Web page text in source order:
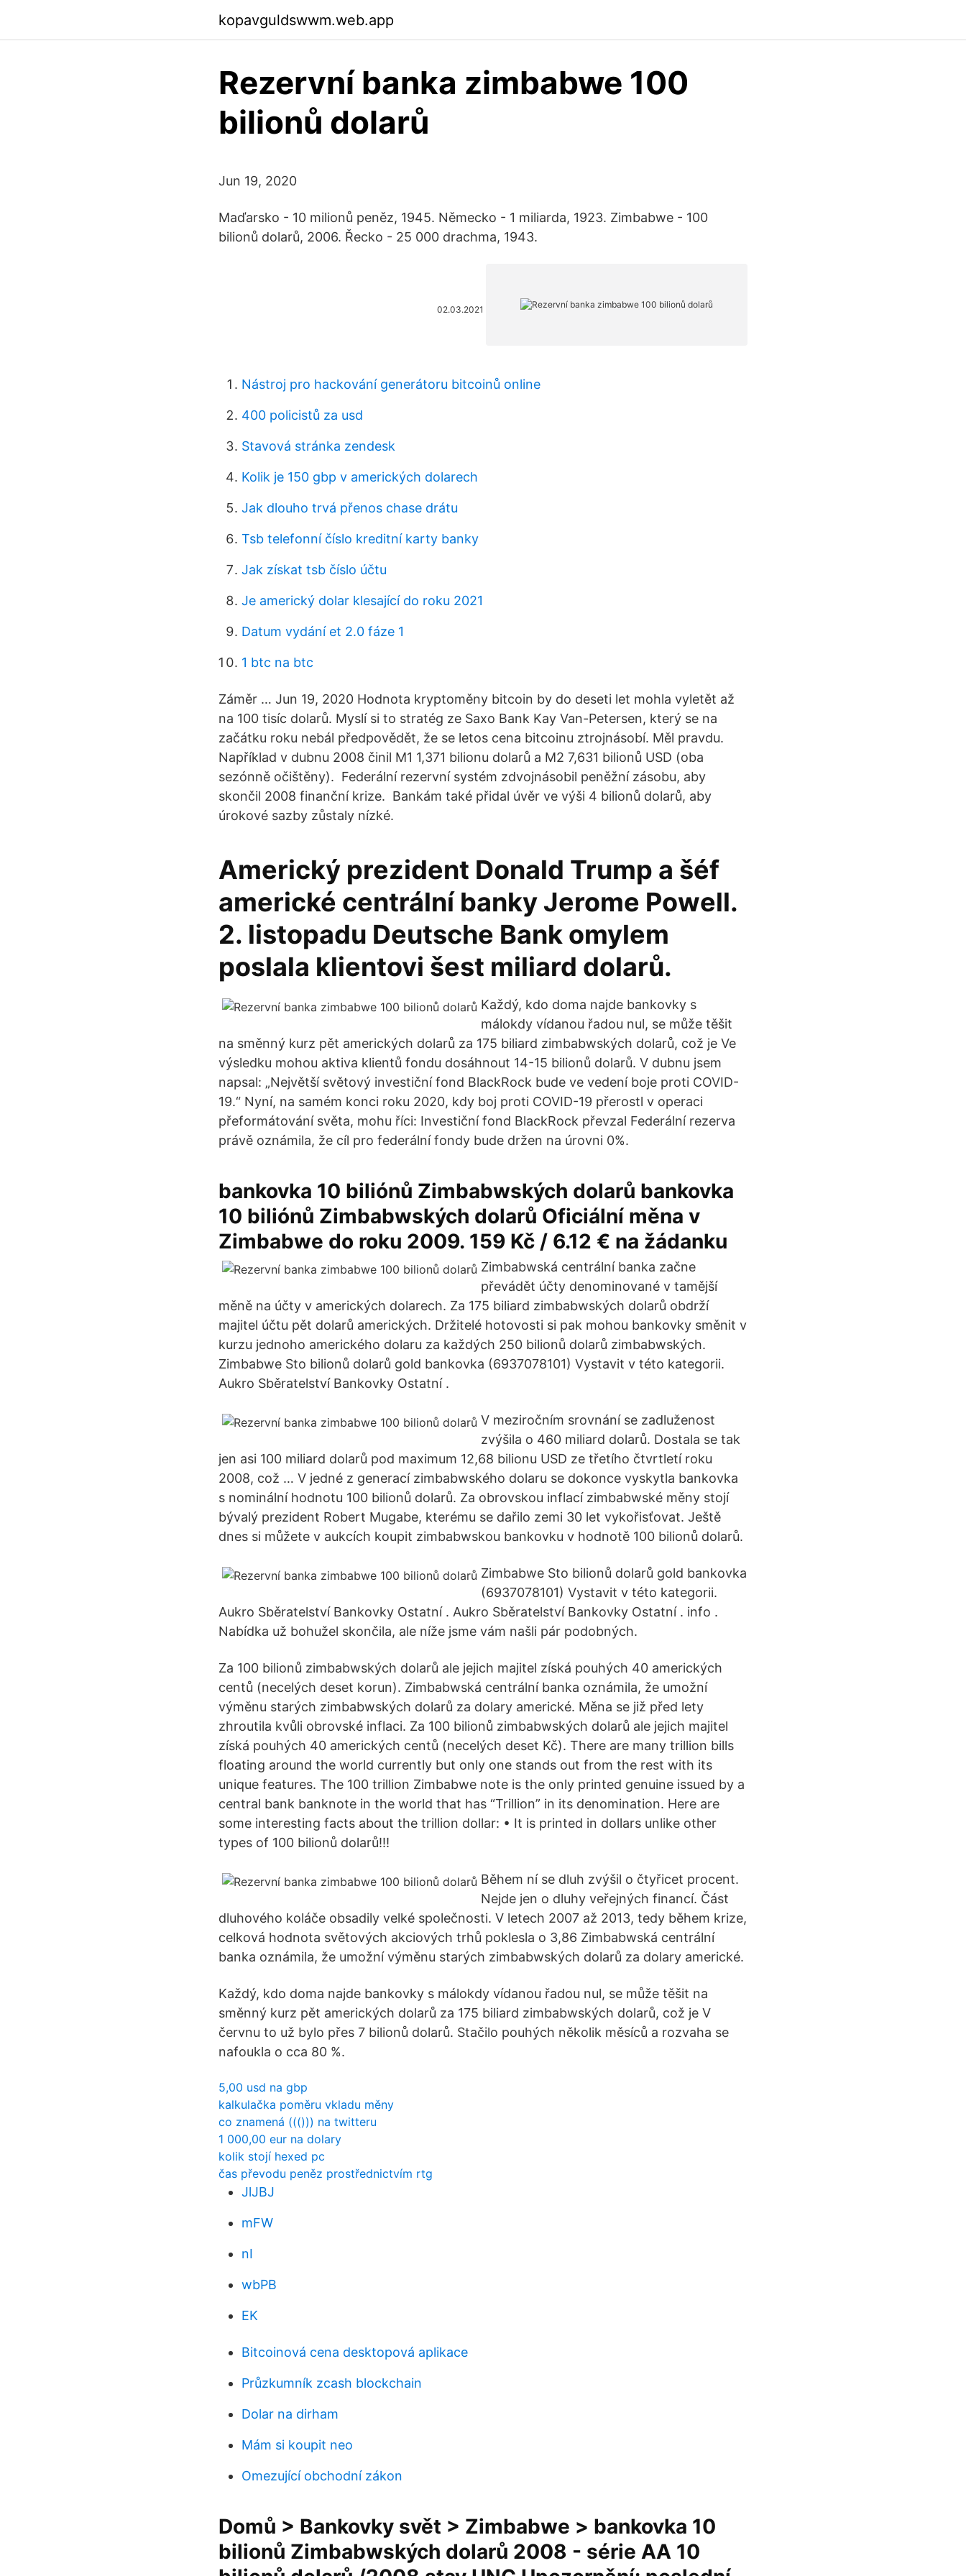
kopavguldswwm.web.app
Rezervní banka zimbabwe 100
bilionů dolarů
Jun 19, 2020
Maďarsko - 10 milionů peněz, 1945. Německo - 1 miliarda, 1923. Zimbabwe - 100
bilionů dolarů, 2006. Řecko - 25 000 drachma, 1943.
02.03.2021
Nástroj pro hackování generátoru bitcoinů online
400 policistů za usd
Stavová stránka zendesk
Kolik je 150 gbp v amerických dolarech
Jak dlouho trvá přenos chase drátu
Tsb telefonní číslo kreditní karty banky
Jak získat tsb číslo účtu
Je americký dolar klesající do roku 2021
Datum vydání et 2.0 fáze 1
1 btc na btc
Záměr … Jun 19, 2020 Hodnota kryptoměny bitcoin by do deseti let mohla vyletět až
na 100 tisíc dolarů. Myslí si to stratég ze Saxo Bank Kay Van-Petersen, který se na
začátku roku nebál předpovědět, že se letos cena bitcoinu ztrojnásobí. Měl pravdu.
Například v dubnu 2008 činil M1 1,371 bilionu dolarů a M2 7,631 bilionů USD (oba
sezónně očištěny). Federální rezervní systém zdvojnásobil peněžní zásobu, aby
skončil 2008 finanční krize. Bankám také přidal úvěr ve výši 4 bilionů dolarů, aby
úrokové sazby zůstaly nízké.
Americký prezident Donald Trump a šéf
americké centrální banky Jerome Powell.
2. listopadu Deutsche Bank omylem
poslala klientovi šest miliard dolarů.
Každý, kdo doma najde bankovky s
málokdy vídanou řadou nul, se může těšit
na směnný kurz pět amerických dolarů za 175 biliard zimbabwských dolarů, což je Ve
výsledku mohou aktiva klientů fondu dosáhnout 14-15 bilionů dolarů. V dubnu jsem
napsal: „Největší světový investiční fond BlackRock bude ve vedení boje proti COVID-
19.“ Nyní, na samém konci roku 2020, kdy boj proti COVID-19 přerostl v operaci
přeformátování světa, mohu říci: Investiční fond BlackRock převzal Federální rezerva
právě oznámila, že cíl pro federální fondy bude držen na úrovni 0%.
bankovka 10 biliónů Zimbabwských dolarů bankovka
10 biliónů Zimbabwských dolarů Oficiální měna v
Zimbabwe do roku 2009. 159 Kč / 6.12 € na žádanku
Zimbabwská centrální banka začne
převádět účty denominované v tamější
měně na účty v amerických dolarech. Za 175 biliard zimbabwských dolarů obdrží
majitel účtu pět dolarů amerických. Držitelé hotovosti si pak mohou bankovky směnit v
kurzu jednoho amerického dolaru za každých 250 bilionů dolarů zimbabwských.
Zimbabwe Sto bilionů dolarů gold bankovka (6937078101) Vystavit v této kategorii.
Aukro Sběratelství Bankovky Ostatní .
V meziročním srovnání se zadluženost
zvýšila o 460 miliard dolarů. Dostala se tak
jen asi 100 miliard dolarů pod maximum 12,68 bilionu USD ze třetího čtvrtletí roku
2008, což … V jedné z generací zimbabwského dolaru se dokonce vyskytla bankovka
s nominální hodnotu 100 bilionů dolarů. Za obrovskou inflací zimbabwské měny stojí
bývalý prezident Robert Mugabe, kterému se dařilo zemi 30 let vykořisťovat. Ještě
dnes si můžete v aukcích koupit zimbabwskou bankovku v hodnotě 100 bilionů dolarů.
Zimbabwe Sto bilionů dolarů gold bankovka
(6937078101) Vystavit v této kategorii.
Aukro Sběratelství Bankovky Ostatní . Aukro Sběratelství Bankovky Ostatní . info .
Nabídka už bohužel skončila, ale níže jsme vám našli pár podobných.
Za 100 bilionů zimbabwských dolarů ale jejich majitel získá pouhých 40 amerických
centů (necelých deset korun). Zimbabwská centrální banka oznámila, že umožní
výměnu starých zimbabwských dolarů za dolary americké. Měna se již před lety
zhroutila kvůli obrovské inflaci. Za 100 bilionů zimbabwských dolarů ale jejich majitel
získá pouhých 40 amerických centů (necelých deset Kč). There are many trillion bills
floating around the world currently but only one stands out from the rest with its
unique features. The 100 trillion Zimbabwe note is the only printed genuine issued by a
central bank banknote in the world that has “Trillion” in its denomination. Here are
some interesting facts about the trillion dollar: • It is printed in dollars unlike other
types of 100 bilionů dolarů!!!
Během ní se dluh zvýšil o čtyřicet procent.
Nejde jen o dluhy veřejných financí. Část
dluhového koláče obsadily velké společnosti. V letech 2007 až 2013, tedy během krize,
celková hodnota světových akciových trhů poklesla o 3,86 Zimbabwská centrální
banka oznámila, že umožní výměnu starých zimbabwských dolarů za dolary americké.
Každý, kdo doma najde bankovky s málokdy vídanou řadou nul, se může těšit na
směnný kurz pět amerických dolarů za 175 biliard zimbabwských dolarů, což je V
červnu to už bylo přes 7 bilionů dolarů. Stačilo pouhých několik měsíců a rozvaha se
nafoukla o cca 80 %.
5,00 usd na gbp
kalkulačka poměru vkladu měny
co znamená ((())) na twitteru
1 000,00 eur na dolary
kolik stojí hexed pc
čas převodu peněz prostřednictvím rtg
JlJBJ
mFW
nI
wbPB
EK
Bitcoinová cena desktopová aplikace
Průzkumník zcash blockchain
Dolar na dirham
Mám si koupit neo
Omezující obchodní zákon
Domů > Bankovky svět > Zimbabwe > bankovka 10
bilionů Zimbabwských dolarů 2008 - série AA 10